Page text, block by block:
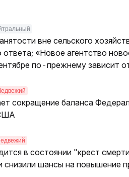
вне сельского
ответа; «Новое агентство
по-прежнему зависит
сокращение баланса
в состоянии "крест
шансы на повышение